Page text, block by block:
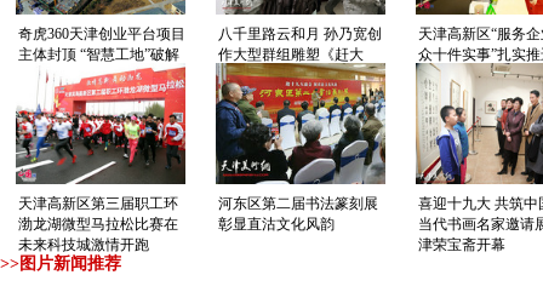
奇虎360天津创业平台项目
主体封顶 “智慧工地”破解
施工难题
八千里路云和月 孙乃宽创
作大型群组雕塑《赶大
营》
天津高新区“服务
众十件实事”扎实
业真受益 让群众得
天津高新区第三届职工环
渤龙湖微型马拉松比赛在
未来科技城激情开跑
河东区第二届书法篆刻展
彰显直沽文化风韵
喜迎十九大 共筑
当代书画名家邀请
津荣宝斋开幕
>>图片新闻推荐